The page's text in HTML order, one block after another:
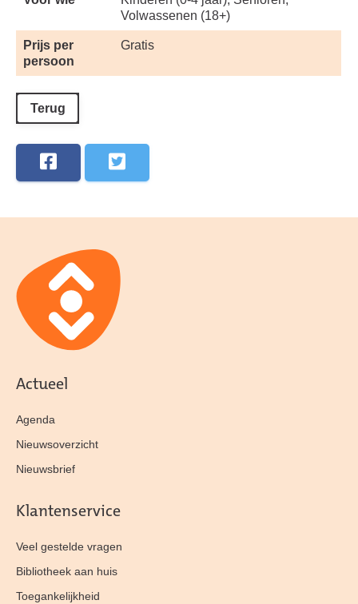
Volwassenen (18+)
Prijs per
persoon
Gratis
Terug
Actueel
Agenda
Nieuwsoverzicht
Nieuwsbrief
Klantenservice
Veel gestelde vragen
Bibliotheek aan huis
Toegankelijkheid